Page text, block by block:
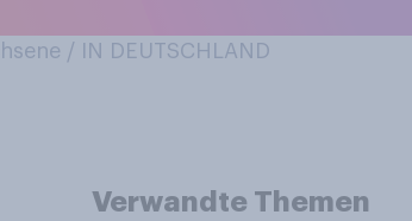
/ IN DEUTSCHLAND
Verwandte Themen